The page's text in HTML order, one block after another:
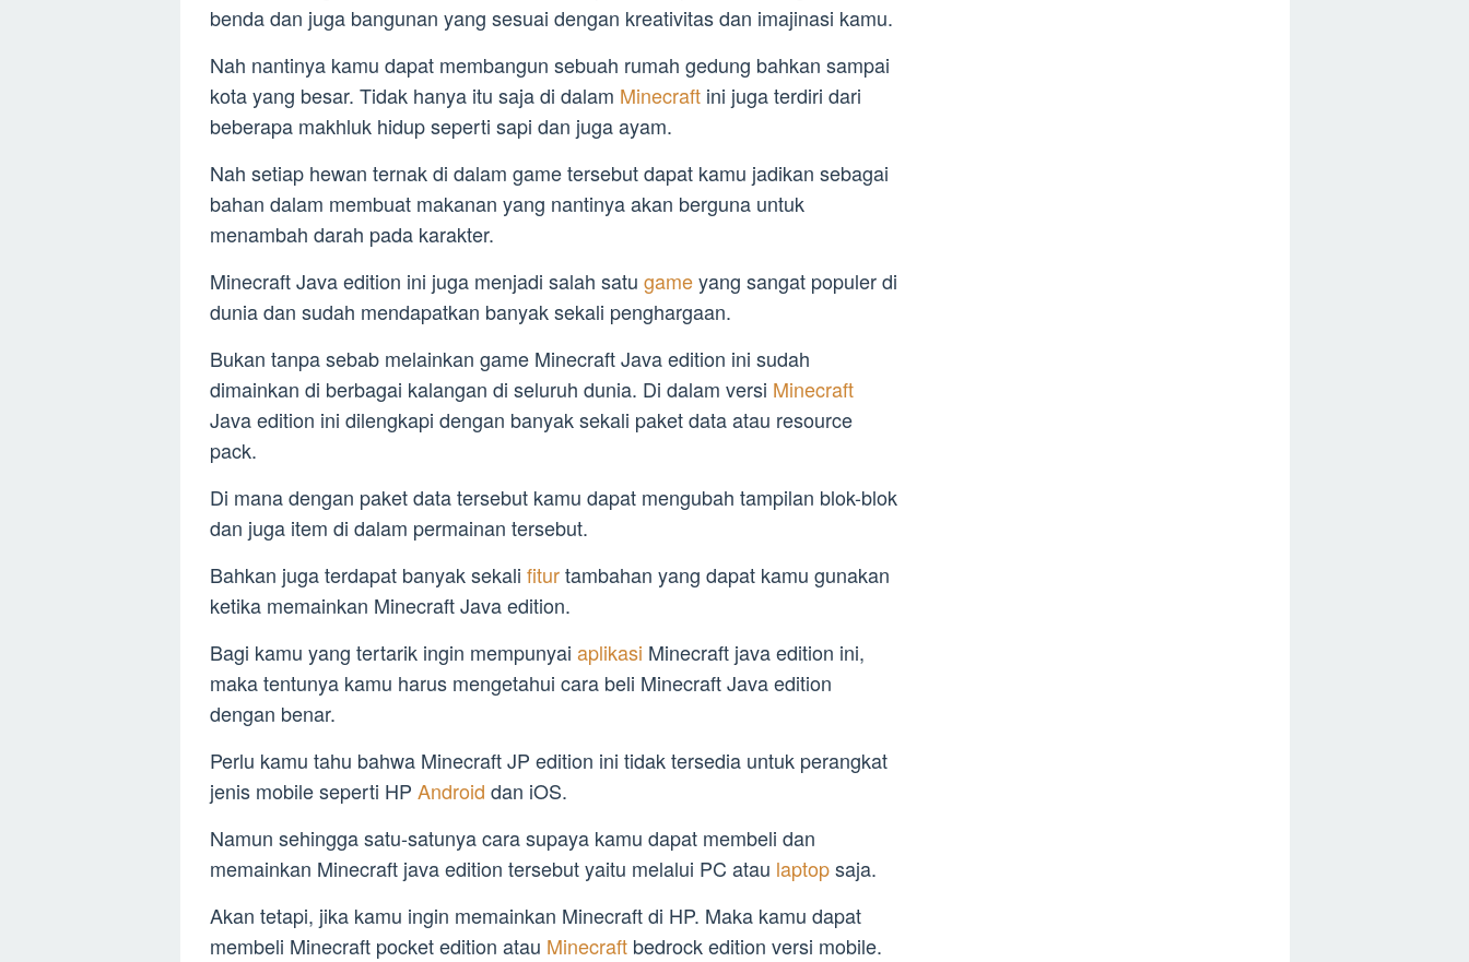
benda dan juga bangunan yang sesuai dengan kreativitas dan imajinasi kamu.
Nah nantinya kamu dapat membangun sebuah rumah gedung bahkan sampai
kota yang besar. Tidak hanya itu saja di dalam Minecraft ini juga terdiri dari
beberapa makhluk hidup seperti sapi dan juga ayam.
Nah setiap hewan ternak di dalam game tersebut dapat kamu jadikan sebagai
bahan dalam membuat makanan yang nantinya akan berguna untuk
menambah darah pada karakter.
Minecraft Java edition ini juga menjadi salah satu gameyang sangat populer di
dunia dan sudah mendapatkan banyak sekali penghargaan.
Bukan tanpa sebab melainkan game Minecraft Java edition ini sudah
dimainkan di berbagai kalangan di seluruh dunia. Di dalam versi Minecraft
Java edition ini dilengkapi dengan banyak sekali paket data atau resource
pack.
Di mana dengan paket data tersebut kamu dapat mengubah tampilan blok-blok
dan juga item di dalam permainan tersebut.
Bahkan juga terdapat banyak sekali fiturtambahan yang dapat kamu gunakan
ketika memainkan Minecraft Java edition.
Bagi kamu yang tertarik ingin mempunyai aplikasi Minecraft java edition ini,
maka tentunya kamu harus mengetahui cara beli Minecraft Java edition
dengan benar.
Perlu kamu tahu bahwa Minecraft JP edition ini tidak tersedia untuk perangkat
jenis mobile seperti HP Android dan iOS.
Namun sehingga satu-satunya cara supaya kamu dapat membeli dan
memainkan Minecraft java edition tersebut yaitu melalui PC atau laptopsaja.
Akan tetapi, jika kamu ingin memainkan Minecraft di HP. Maka kamu dapat
membeli Minecraft pocket edition atau Minecraft bedrock edition versi mobile.